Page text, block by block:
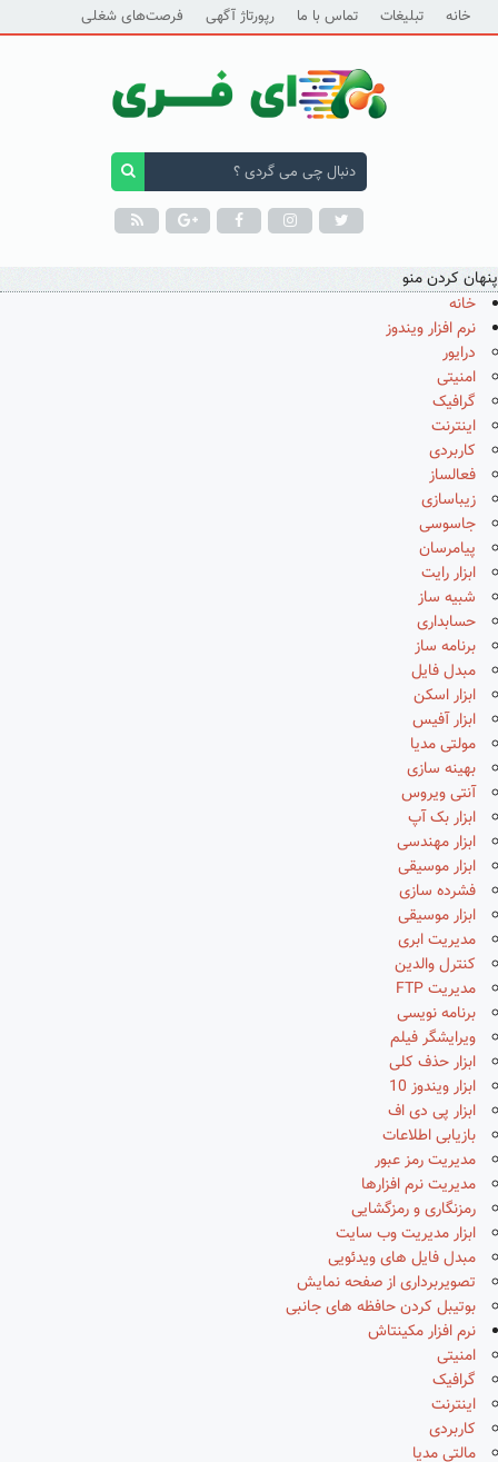
خانه تبلیغات تماس با ما رپورتاژ آگهی فرصت‌های شغلی
پنهان کردن منو
خانه
نرم افزار ویندوز
درایور
امنیتی
گرافیک
اینترنت
کاربردی
فعالساز
زیباسازی
جاسوسی
پیامرسان
ابزار رایت
شبیه ساز
حسابداری
برنامه ساز
مبدل فایل
ابزار اسکن
ابزار آفیس
مولتی مدیا
بهینه سازی
آنتی ویروس
ابزار بک آپ
ابزار مهندسی
ابزار موسیقی
فشرده سازی
ابزار موسیقی
مدیریت ابری
کنترل والدین
مدیریت FTP
برنامه نویسی
ویرایشگر فیلم
ابزار حذف کلی
ابزار ویندوز 10
ابزار پی دی اف
بازیابی اطلاعات
مدیریت رمز عبور
مدیریت نرم افزارها
رمزنگاری و رمزگشایی
ابزار مدیریت وب سایت
مبدل فایل های ویدئویی
تصویربرداری از صفحه نمایش
بوتیبل کردن حافظه های جانبی
نرم افزار مکینتاش
امنیتی
گرافیک
اینترنت
کاربردی
مالتی مدیا